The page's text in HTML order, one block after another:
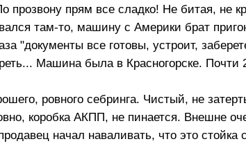
прозвону прям все сладко! Не битая, не
там-то, машину с Америки брат
"документы все готовы, устроит,
Машина была в Красногорске. Почти
ровного себринга. Чистый, не
коробка АКПП, не пинается. Внешне
начал наваливать, что это